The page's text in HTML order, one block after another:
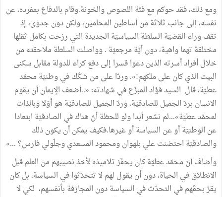
ومعذلك،فقدحوكممعفئة اللصوصوالخونة.وقام بالدفاع بمفرده،عن
نفسه،إلىجانب ثلاثةمنأساطين المحامين،ولكندونجدوى،إذ
تقفوراء القضيّة السلطة السياسيّة الجديدة التي رزحت بكامل ثقلها
مختلقة تهماواهية،دونأيّةمرجعيّة .وواصلت السلطةملاحقتهمن
خلالأفرادأسرته الذيندعواقسرا إلىدفعكراء للدولةمقابل سكنى
البيت الذيكانعلىملكهم!
»
.وردّاعلىمن شكّكفيوطنيّةمحمّد
عطيّة،قال السيدفؤادالمبزّعفي شهادته:
«
..أضعف الإيمانأن يقوم
الانسان بردّالجميل للصادقيّة،وردّالجميل للصادقيّة هوأوّلاوبالذات
لمحمّدعطيّة»
...لم نشعرأبداولوللحظةأنّ هناكفي الصادقيّة ابتعادا
عن الوطنيّةأوعن السياسةأوغيرها.فكيف يمكنأن يكونذلك
والصادقيّة احتضنتعلي بلهوانومحمودالمسعديوجلّوليفارس؟...
»
وأضافأنّمحمّدعطيّةكان يحفّزتلاميذه لأخذنصيبهممن العلمقبل
الانطلاقفي الحياة،دونأن يقول لهم لاتتحدّثوافي السياسة،بلكان
يقرّبحقّهمفي التحدّثفي السياسةدون المجازفة بأنفسهم، لكي لا